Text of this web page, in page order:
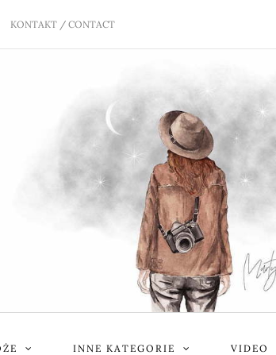
KONTAKT / CONTACT
INNE KATEGORIE VIDEO